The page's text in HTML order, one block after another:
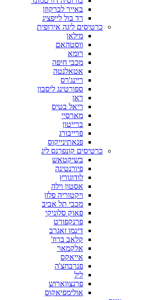
באייר לברקוזן
רד בול לייפציג
כרטיסים ליגה אירופית
מילאן
ווסטהאם
רומא
מכבי חיפה
אטאלנטה
ריינג'רס
ספורטינג ליסבון
ראן
ריאל בטיס
מארסיי
ברייטון
פרייבורג
פנאתינייקוס
כרטיסים קונפרנס ליג
בשיקטאש
פיורנטינה
לודוגורץ
אסטון וילה
ויקטוריה פלזן
מכבי תל אביב
פאוק סלוניקי
פרנקפורט
דינמו זאגרב
קלאב ברוז'
אלקמאר
אייאקס
פנרבחצ'ה
ליל
פרנצווארוש
אולימפיאקוס